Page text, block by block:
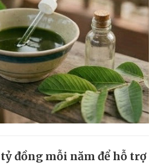
đồng mỗi năm để hỗ trợ